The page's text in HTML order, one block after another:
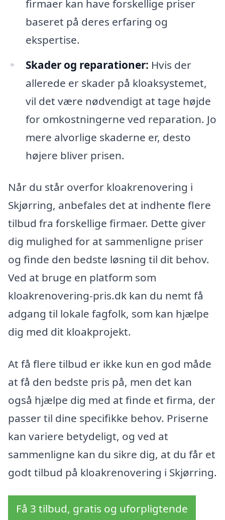
firmaer kan have forskellige priser
baseret på deres erfaring og
ekspertise.
Skader og reparationer: Hvis der
allerede er skader på kloaksystemet,
vil det være nødvendigt at tage højde
for omkostningerne ved reparation. Jo
mere alvorlige skaderne er, desto
højere bliver prisen.
Når du står overfor kloakrenovering i
Skjørring, anbefales det at indhente flere
tilbud fra forskellige firmaer. Dette giver
dig mulighed for at sammenligne priser
og finde den bedste løsning til dit behov.
Ved at bruge en platform som
kloakrenovering-pris.dk kan du nemt få
adgang til lokale fagfolk, som kan hjælpe
dig med dit kloakprojekt.
At få flere tilbud er ikke kun en god måde
at få den bedste pris på, men det kan
også hjælpe dig med at finde et firma, der
passer til dine specifikke behov. Priserne
kan variere betydeligt, og ved at
sammenligne kan du sikre dig, at du får et
godt tilbud på kloakrenovering i Skjørring.
Få 3 tilbud, gratis og uforpligtende